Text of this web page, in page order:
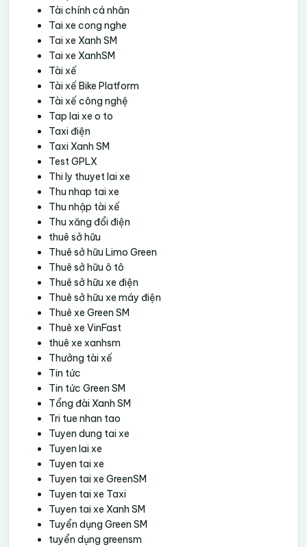
Tài chính cá nhân
Tai xe cong nghe
Tai xe Xanh SM
Tai xe XanhSM
Tài xế
Tài xế Bike Platform
Tài xế công nghệ
Tap lai xe o to
Taxi điện
Taxi Xanh SM
Test GPLX
Thi ly thuyet lai xe
Thu nhap tai xe
Thu nhập tài xế
Thu xăng đổi điện
thuê sở hữu
Thuê sở hữu Limo Green
Thuê sở hữu ô tô
Thuê sở hữu xe điện
Thuê sở hữu xe máy điện
Thuê xe Green SM
Thuê xe VinFast
thuê xe xanhsm
Thưởng tài xế
Tin tức
Tin tức Green SM
Tổng đài Xanh SM
Tri tue nhan tao
Tuyen dung tai xe
Tuyen lai xe
Tuyen tai xe
Tuyen tai xe GreenSM
Tuyen tai xe Taxi
Tuyen tai xe Xanh SM
Tuyển dụng Green SM
tuyển dụng greensm